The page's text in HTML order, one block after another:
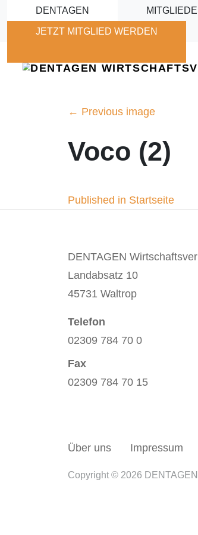
Skip to main content
DENTAGEN
JETZT MITGLIED WERDEN
← Previous image
Voco (2)
Published in Startseite
DENTAGEN
Landabsatz 10
45731 Waltrop
Telefon
02309 784 70 0
Fax
02309 784 70 15
Über uns Impressum
Copyright © 2026